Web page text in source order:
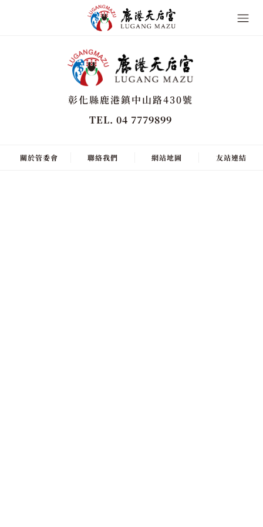
彰化縣鹿港鎮中山路430號
TEL. 04 7779899
關於管委會 聯絡我們 網站地圖 友站連結